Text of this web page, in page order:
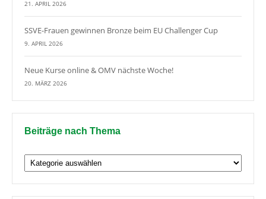
21. APRIL 2026
SSVE-Frauen gewinnen Bronze beim EU Challenger Cup
9. APRIL 2026
Neue Kurse online & OMV nächste Woche!
20. MÄRZ 2026
Beiträge nach Thema
Beiträge
nach
Thema